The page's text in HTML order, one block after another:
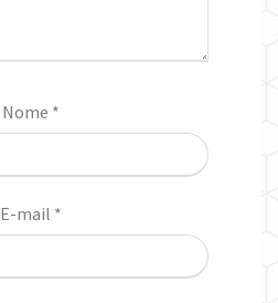
Nome *
E-mail *